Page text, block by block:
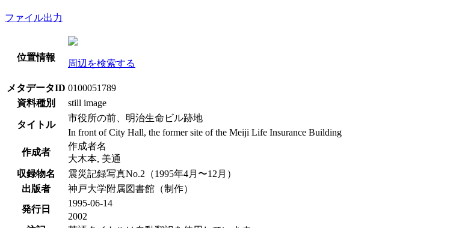
ファイル出力
位置情報
周辺を検索する
メタデータID 0100051789
資料種別
still image
タイトル
市役所の前、明治生命ビル跡地
In front of City Hall, the former site of the Meiji Life Insurance Building
作成者
作成者名
大木本, 美通
収録物名
震災記録写真No.2（1995年4月〜12月）
出版者
神戸大学附属図書館（制作）
発行日
1995-06-14
2002